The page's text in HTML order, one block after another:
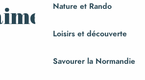
Nature et Rando
Loisirs et découverte
Savourer la Normandie
aussi
les inspirations